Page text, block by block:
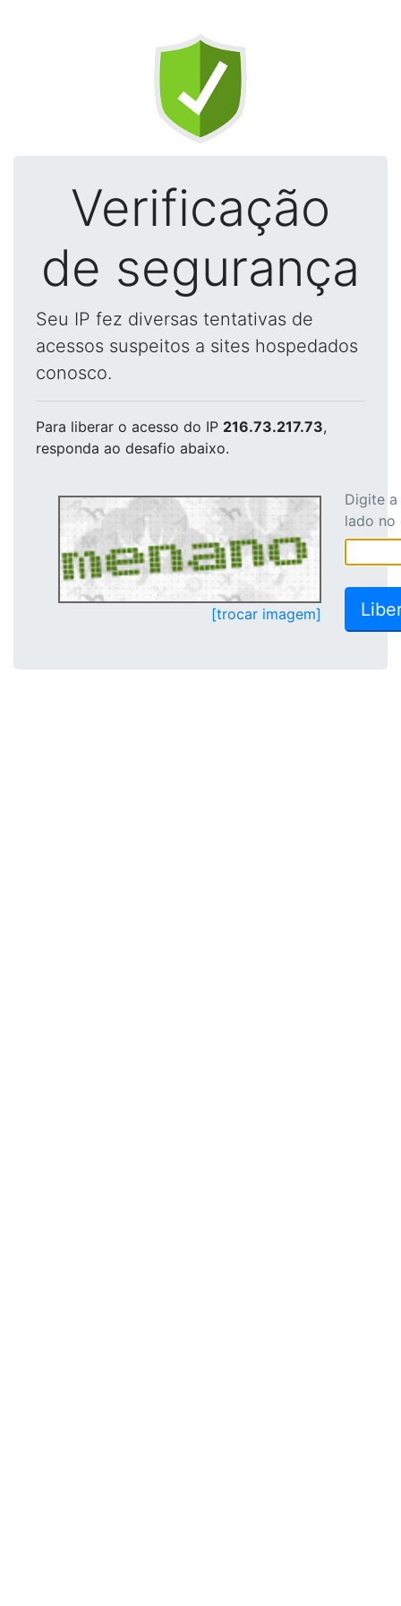
Verificação
de segurança
Seu IP fez diversas tentativas de
acessos suspeitos a sites hospedados
conosco.
Para liberar o acesso do IP 216.73.217.73,
responda ao desafio abaixo.
[trocar imagem]
Digite
lado no